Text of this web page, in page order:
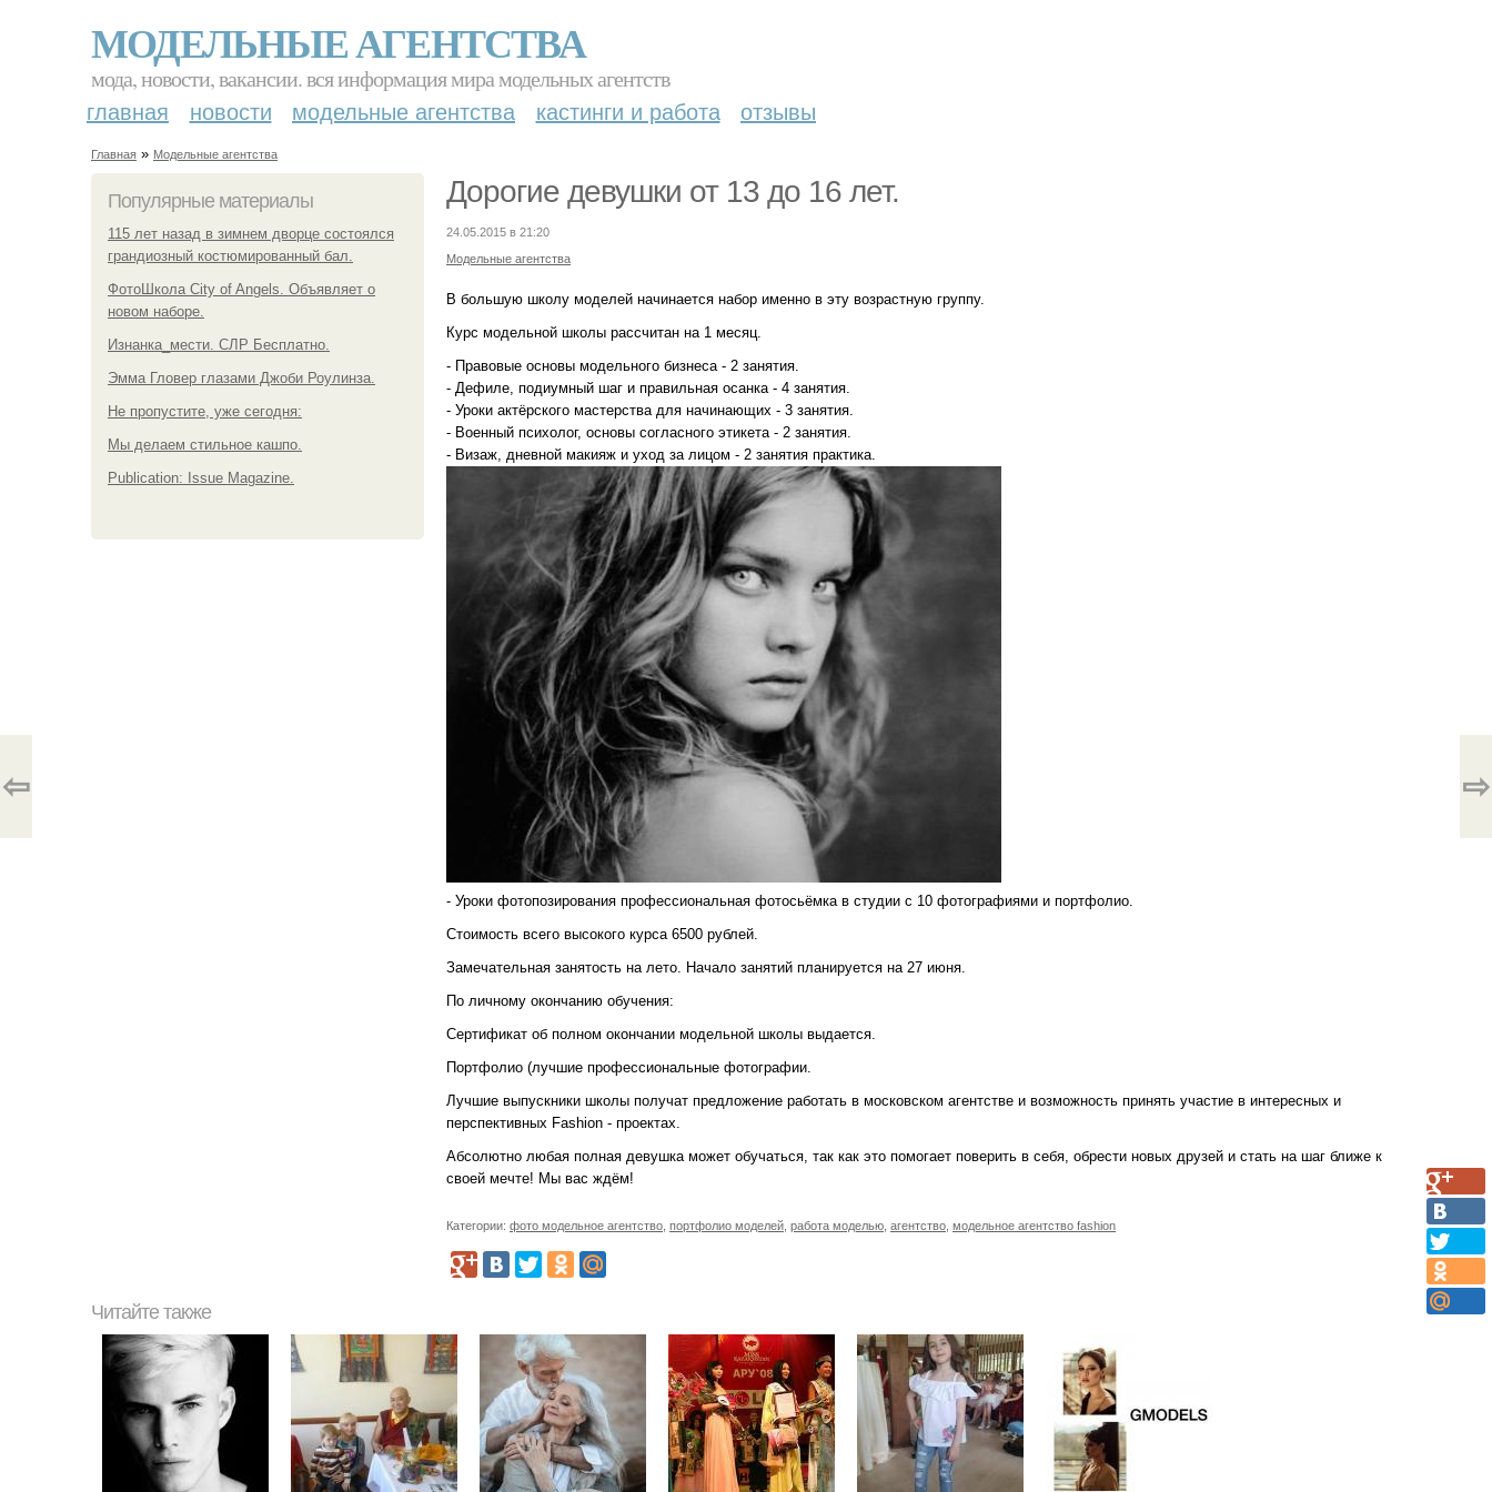
МОДЕЛЬНЫЕ АГЕНТСТВА
мода, новости, вакансии. вся информация мира модельных агентств
главная новости модельные агентства кастинги и работа отзывы
Главная » Модельные агентства
Популярные материалы
115 лет назад в зимнем дворце состоялся
грандиозный костюмированный бал.
ФотоШкола City of Angels. Объявляет о
новом наборе.
Изнанка_мести. СЛР Бесплатно.
Эмма Гловер глазами Джоби Роулинза.
Не пропустите, уже сегодня:
Мы делаем стильное кашпо.
Publication: Issue Magazine.
Дорогие девушки от 13 до 16 лет.
24.05.2015 в 21:20
Модельные агентства
В большую школу моделей начинается набор именно в эту возрастную группу.
Курс модельной школы рассчитан на 1 месяц.
- Правовые основы модельного бизнеса - 2 занятия.
- Дефиле, подиумный шаг и правильная осанка - 4 занятия.
- Уроки актёрского мастерства для начинающих - 3 занятия.
- Военный психолог, основы согласного этикета - 2 занятия.
- Визаж, дневной макияж и уход за лицом - 2 занятия практика.
- Уроки фотопозирования профессиональная фотосьёмка в студии с 10 фотографиями и портфолио.
Стоимость всего высокого курса 6500 рублей.
Замечательная занятость на лето. Начало занятий планируется на 27 июня.
По личному окончанию обучения:
Сертификат об полном окончании модельной школы выдается.
Портфолио (лучшие профессиональные фотографии.
Лучшие выпускники школы получат предложение работать в московском агентстве и возможность принять участие в интересных и
перспективных Fashion - проектах.
Абсолютно любая полная девушка может обучаться, так как это помогает поверить в себя, обрести новых друзей и стать на шаг ближе к
своей мечте! Мы вас ждём!
Категории: фото модельное агентство портфолио моделей работа моделью агентство модельное агентство fashion
⇦ ⇨
Читайте также